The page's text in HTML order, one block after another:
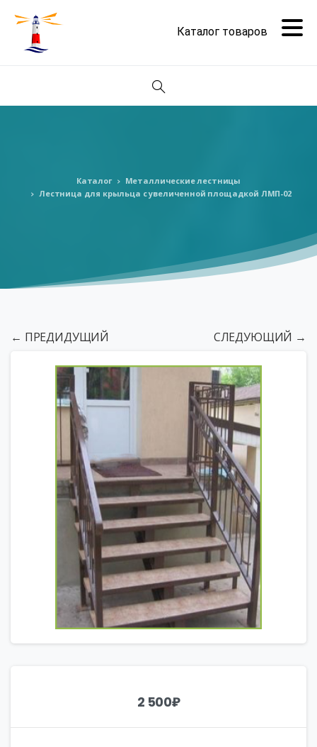
Поиск
Каталог
Металлические лестницы
Лестница для крыльца с увеличенной площадкой ЛМП-02
← ПРЕДИДУЩИЙ СЛЕДУЮЩИЙ →
2 500₽